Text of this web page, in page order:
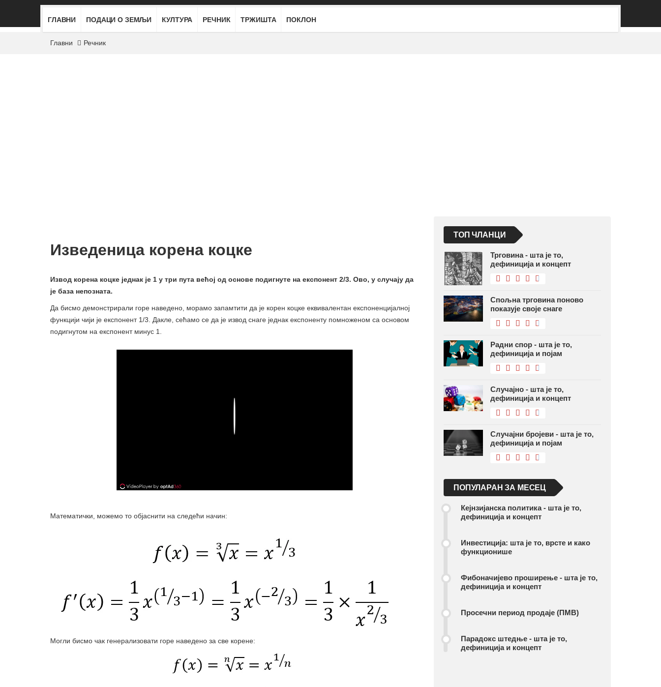
ГЛАВНИ ПОДАЦИ О ЗЕМЉИ КУЛТУРА РЕЧНИК ТРЖИШТА ПОКЛОН
Главни Речник
Изведеница корена коцке
Извод корена коцке једнак је 1 у три пута већој од основе подигнуте на експонент 2/3. Ово, у случају да
је база непозната.
Да бисмо демонстрирали горе наведено, морамо запамтити да је корен коцке еквивалентан експоненцијалној
функцији чији је експонент 1/3. Дакле, сећамо се да је извод снаге једнак експоненту помноженом са основом
подигнутом на експонент минус 1.
Математички, можемо то објаснити на следећи начин:
Могли бисмо чак генерализовати горе наведено за све корене:
ТОП ЧЛАНЦИ
Трговина - шта је то,
дефиниција и концепт
Спољна трговина поново
показује своје снаге
Радни спор - шта је то,
дефиниција и појам
Случајно - шта је то,
дефиниција и концепт
Случајни бројеви - шта је то,
дефиниција и појам
ПОПУЛАРАН ЗА МЕСЕЦ
Кејнзијанска политика - шта је то,
дефиниција и концепт
Инвестиција: шта је то, врсте и како
функционише
Фибоначијево проширење - шта је то,
дефиниција и концепт
Просечни период продаје (ПМВ)
Парадокс штедње - шта је то,
дефиниција и концепт